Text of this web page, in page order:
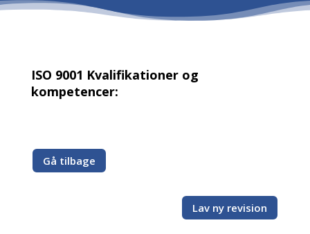
ISO 9001 Kvalifikationer og
kompetencer:
Gå tilbage
Lav ny revision